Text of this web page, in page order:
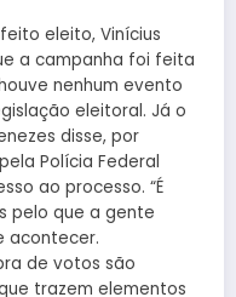
eleito, Vinícius
a campanha foi feita
nenhum evento
eleitoral. Já o
disse, por
Polícia Federal
ao processo. “É
pelo que a gente
acontecer.
de votos são
trazem elementos